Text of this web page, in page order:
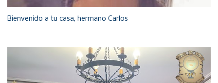
Bienvenido a tu casa, hermano Carlos